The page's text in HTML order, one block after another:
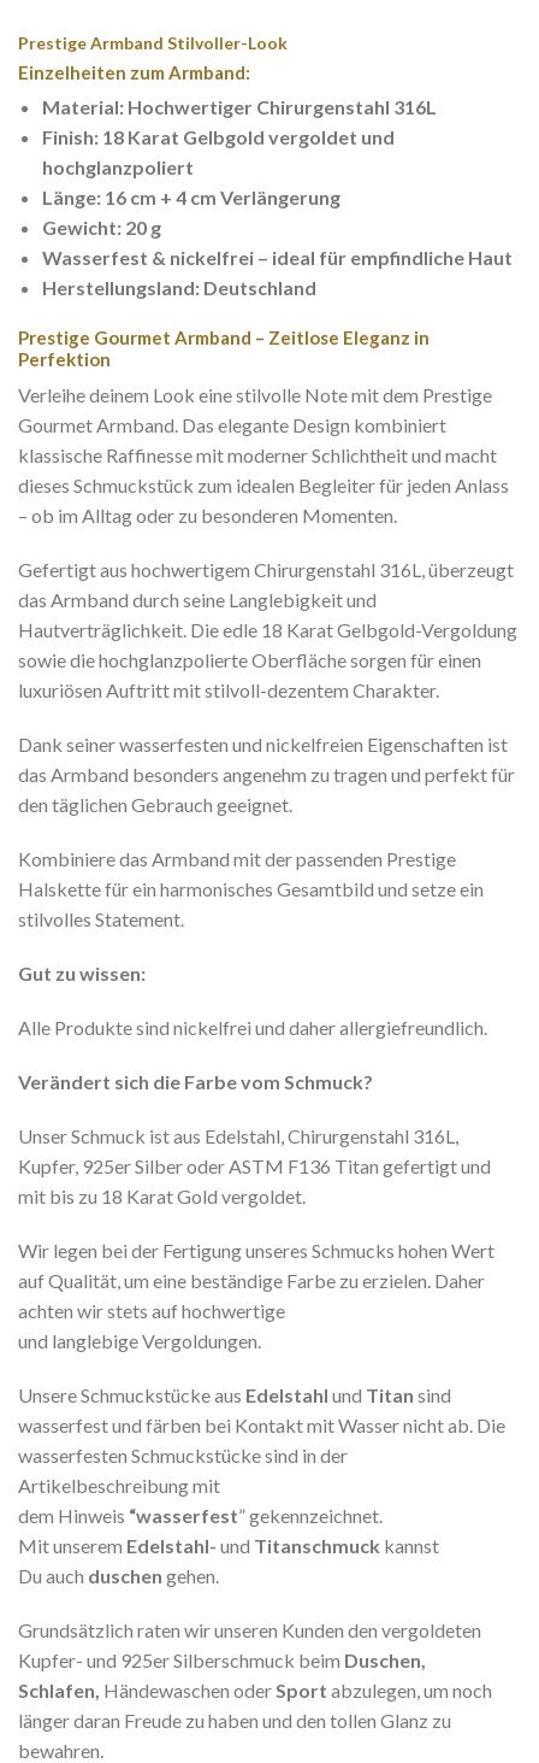
Prestige Armband Stilvoller-Look
Einzelheiten zum Armband:
Material: Hochwertiger Chirurgenstahl 316L
Finish: 18 Karat Gelbgold vergoldet und
hochglanzpoliert
Länge: 16 cm + 4 cm Verlängerung
Gewicht: 20 g
Wasserfest & nickelfrei – ideal für empfindliche Haut
Herstellungsland: Deutschland
Prestige Gourmet Armband – Zeitlose Eleganz in
Perfektion
Verleihe deinem Look eine stilvolle Note mit dem Prestige
Gourmet Armband. Das elegante Design kombiniert
klassische Raffinesse mit moderner Schlichtheit und macht
dieses Schmuckstück zum idealen Begleiter für jeden Anlass
– ob im Alltag oder zu besonderen Momenten.
Gefertigt aus hochwertigem Chirurgenstahl 316L, überzeugt
das Armband durch seine Langlebigkeit und
Hautverträglichkeit. Die edle 18 Karat Gelbgold-Vergoldung
sowie die hochglanzpolierte Oberfläche sorgen für einen
luxuriösen Auftritt mit stilvoll-dezentem Charakter.
Dank seiner wasserfesten und nickelfreien Eigenschaften ist
das Armband besonders angenehm zu tragen und perfekt für
den täglichen Gebrauch geeignet.
Kombiniere das Armband mit der passenden Prestige
Halskette für ein harmonisches Gesamtbild und setze ein
stilvolles Statement.
Gut zu wissen:
Alle Produkte sind nickelfrei und daher allergiefreundlich.
Verändert sich die Farbe vom Schmuck?
Unser Schmuck ist aus Edelstahl, Chirurgenstahl 316L,
Kupfer, 925er Silber oder ASTM F136 Titan gefertigt und
mit bis zu 18 Karat Gold vergoldet.
Wir legen bei der Fertigung unseres Schmucks hohen Wert
auf Qualität, um eine beständige Farbe zu erzielen. Daher
achten wir stets auf hochwertige
und langlebige Vergoldungen.
Unsere Schmuckstücke aus Edelstahl und Titan sind
wasserfest und färben bei Kontakt mit Wasser nicht ab. Die
wasserfesten Schmuckstücke sind in der
Artikelbeschreibung mit
dem Hinweis “wasserfest” gekennzeichnet.
Mit unserem Edelstahl- und Titanschmuck kannst
Du auch duschen gehen.
Grundsätzlich raten wir unseren Kunden den vergoldeten
Kupfer- und 925er Silberschmuck beim Duschen,
Schlafen, Händewaschen oderSport abzulegen, um noch
länger daran Freude zu haben und den tollen Glanz zu
bewahren.